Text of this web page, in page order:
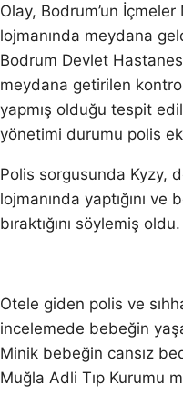
Olay, Bodrum’un
lojmanında meydana
Bodrum Devlet
meydana getirilen
yapmış olduğu tespit
yönetimi durumu polis
Polis sorgusunda Kyzy,
lojmanında yaptığını
bıraktığını söylemiş oldu.
Otele giden polis ve
incelemede bebeğin
Minik bebeğin cansız
Muğla Adli Tıp Kurumu